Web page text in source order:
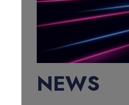
NEWS